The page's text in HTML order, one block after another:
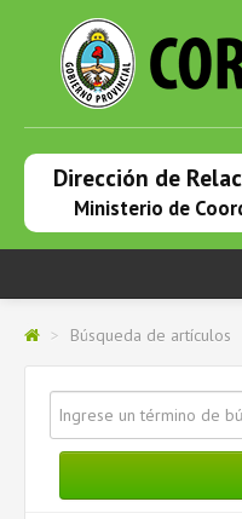
Dirección de
Ministerio de
RELACIONES INTERNACIONALES
PRENSA
COOPERACIÓN INTERNACIONAL
> Búsqueda de artículos